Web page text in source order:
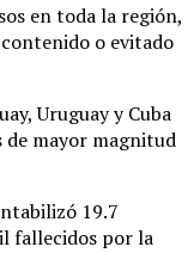
en toda la región,
o evitado
Uruguay y Cuba
mayor magnitud
19.7
fallecidos por la